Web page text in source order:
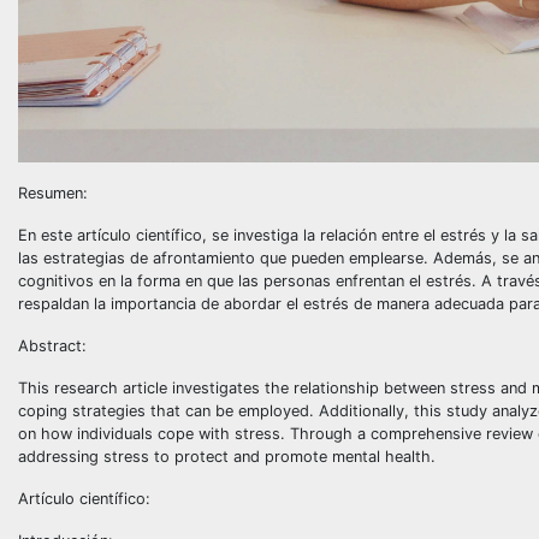
Resumen:
En este artículo científico, se investiga la relación entre el estrés y la
las estrategias de afrontamiento que pueden emplearse. Además, se
cognitivos en la forma en que las personas enfrentan el estrés. A
respaldan la importancia de abordar el estrés de manera adecuada
Abstract:
This research article investigates the relationship between stress
coping strategies that can be employed. Additionally, this study
on how individuals cope with stress. Through a comprehensive
addressing stress to protect and promote mental health.
Artículo científico: